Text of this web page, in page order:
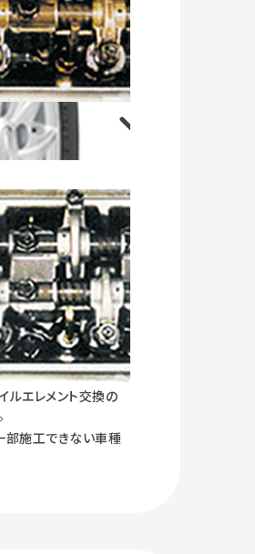
ルエレメント交換の
部施工できない車種